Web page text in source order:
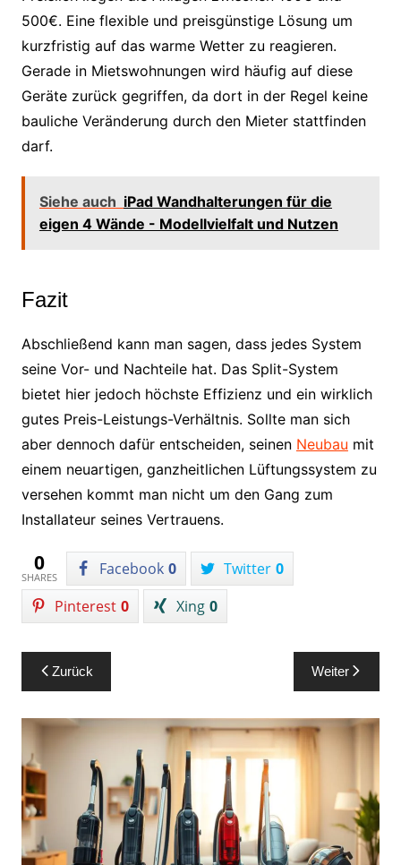
500€. Eine flexible und preisgünstige Lösung um
kurzfristig auf das warme Wetter zu reagieren.
Gerade in Mietswohnungen wird häufig auf diese
Geräte zurück gegriffen, da dort in der Regel keine
bauliche Veränderung durch den Mieter stattfinden
darf.
Siehe auch iPad Wandhalterungen für die
eigen 4 Wände - Modellvielfalt und Nutzen
Fazit
Abschließend kann man sagen, dass jedes System
seine Vor- und Nachteile hat. Das Split-System
bietet hier jedoch höchste Effizienz und ein wirklich
gutes Preis-Leistungs-Verhältnis. Sollte man sich
aber dennoch dafür entscheiden, seinen Neubau mit
einem neuartigen, ganzheitlichen Lüftungssystem zu
versehen kommt man nicht um den Gang zum
Installateur seines Vertrauens.
0
SHARES Facebook 0 Twitter 0
Pinterest 0 Xing 0
Beitragsnavigation
Zurück Weiter